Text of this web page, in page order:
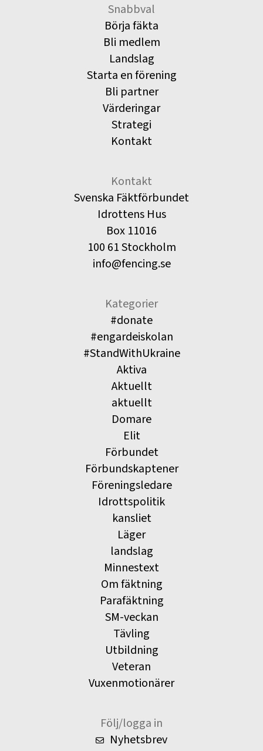
Snabbval
Börja fäkta
Bli medlem
Landslag
Starta en förening
Bli partner
Värderingar
Strategi
Kontakt
Kontakt
Svenska Fäktförbundet
Idrottens Hus
Box 11016
100 61 Stockholm
info@fencing.se
Kategorier
#donate
#engardeiskolan
#StandWithUkraine
Aktiva
Aktuellt
aktuellt
Domare
Elit
Förbundet
Förbundskaptener
Föreningsledare
Idrottspolitik
kansliet
Läger
landslag
Minnestext
Om fäktning
Parafäktning
SM-veckan
Tävling
Utbildning
Veteran
Vuxenmotionärer
Följ/logga in
Nyhetsbrev